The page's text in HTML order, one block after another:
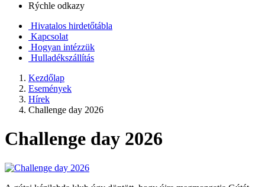
Rýchle odkazy
Hivatalos hirdetőtábla
Kapcsolat
Hogyan intézzük
Hulladékszállítás
Kezdőlap
Események
Hírek
Challenge day 2026
Challenge day 2026